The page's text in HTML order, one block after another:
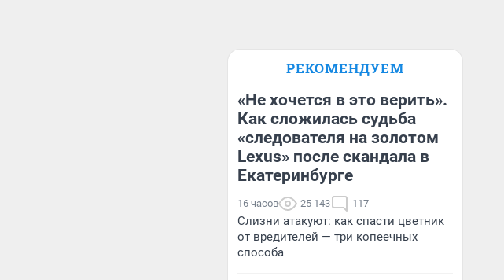
РЕКОМЕНДУЕМ
«Не хочется в это верить».
Как сложилась судьба
«следователя на золотом
Lexus» после скандала в
Екатеринбурге
16 часов 25 143 117
Слизни атакуют: как спасти цветник
от вредителей — три копеечных
способа